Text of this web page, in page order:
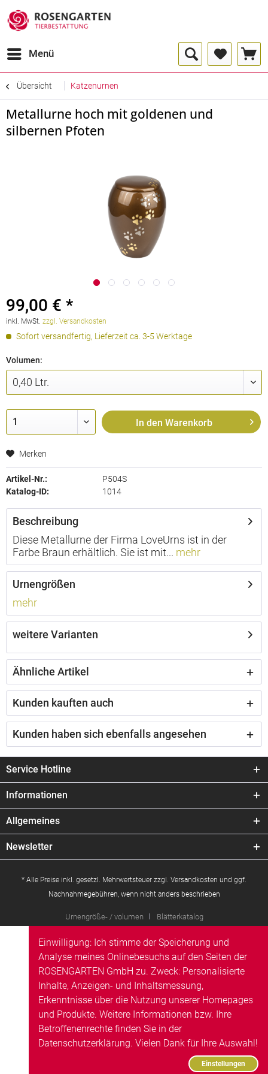
Menü
Übersicht Katzenurnen
Metallurne hoch mit goldenen und
silbernen Pfoten
99,00 € *
inkl. MwSt. zzgl. Versandkosten
Sofort versandfertig, Lieferzeit ca. 3-5 Werktage
Volumen:
In den Warenkorb
Merken
Artikel-Nr.:
P504S
Katalog-ID:
1014
Beschreibung
Diese Metallurne der Firma LoveUrns ist in der
Farbe Braun erhältlich. Sie ist mit... mehr
Urnengrößen
mehr
weitere Varianten
Ähnliche Artikel
Kunden kauften auch
Kunden haben sich ebenfalls angesehen
Service Hotline
Informationen
Allgemeines
Newsletter
* Alle Preise inkl. gesetzl. Mehrwertsteuer zzgl. Versandkosten und ggf.
Nachnahmegebühren, wenn nicht anders beschrieben
Urnengröße- / volumen Blätterkatalog
Einwilligung: Ich stimme der Speicherung und
Analyse meines Onlinebesuchs auf den Seiten der
ROSENGARTEN GmbH zu. Zweck: Personalisierte
Inhalte, Anzeigen- und Inhaltsmessung,
Erkenntnisse über die Nutzung unserer Homepages
und Produkte. Weitere Informationen bzw. Ihre
Betroffenenrechte finden Sie in der
Datenschutzerklärung. Vielen Dank für Ihre Auswahl!
Einstellungen